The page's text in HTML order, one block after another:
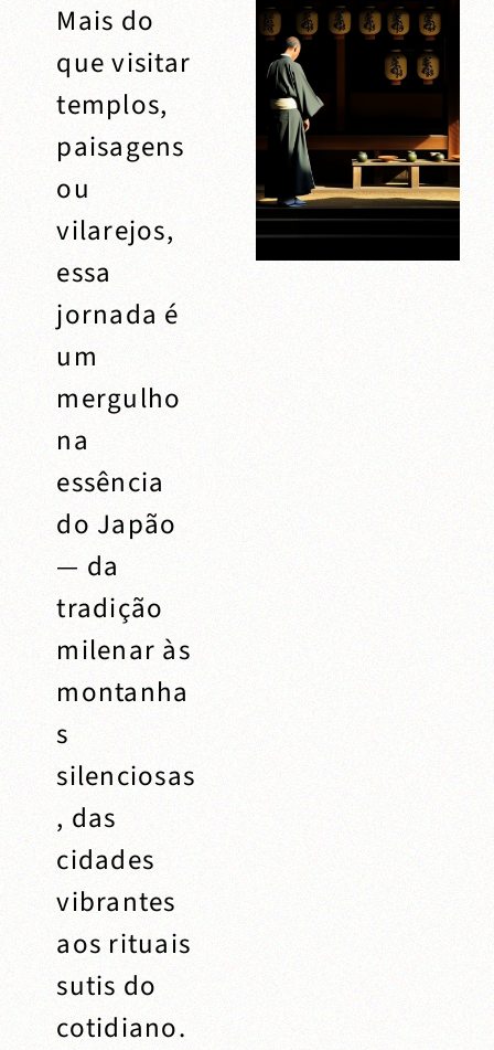
Mais do
que visitar
templos,
paisagens
ou
vilarejos,
essa
jornada é
um
mergulho
na
essência
do Japão
— da
tradição
milenar às
montanha
s
silenciosas
, das
cidades
vibrantes
aos rituais
sutis do
cotidiano.